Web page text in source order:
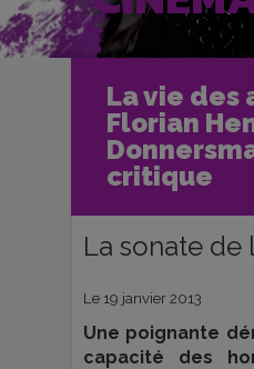
La vie des
Florian
critique
Accueil
Cinéma
Critiques et
La vie des autres
von Donnersmarck
La sonate de
Le 19 janvier 2013
Une poignante
capacité des